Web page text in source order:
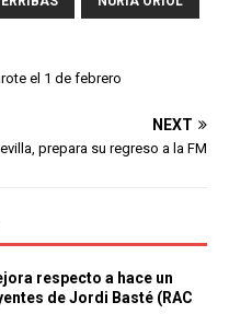
el 1 de febrero
NEXT
prepara su regreso a la FM
respecto a hace un
de Jordi Basté (RAC